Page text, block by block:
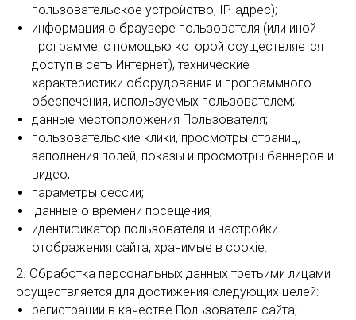
пользовательское устройство, IP-адрес);
информация о браузере пользователя (или иной
программе, с помощью которой осуществляется
доступ в сеть Интернет), технические
характеристики оборудования и программного
обеспечения, используемых пользователем;
данные местоположения Пользователя;
пользовательские клики, просмотры страниц,
заполнения полей, показы и просмотры баннеров и
видео;
параметры сессии;
данные о времени посещения;
идентификатор пользователя и настройки
отображения сайта, хранимые в cookie.
2. Обработка персональных данных третьими лицами
осуществляется для достижения следующих целей:
регистрации в качестве Пользователя сайта;